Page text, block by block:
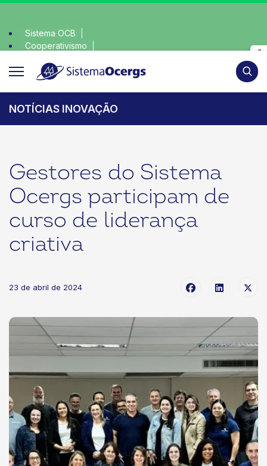
Sistema OCB
Cooperativismo
NOTÍCIAS INOVAÇÃO
Gestores do Sistema
Ocergs participam de
curso de liderança
criativa
23 de abril de 2024